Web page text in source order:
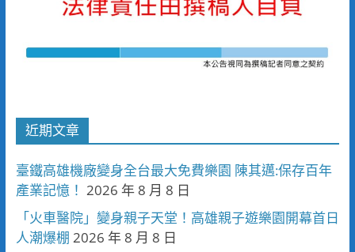
近期文章
臺鐵高雄機廠變身全台最大免費樂園 陳其邁:保存百年
產業記憶！ 2026 年 8 月 8 日
「火車醫院」變身親子天堂！高雄親子遊樂園開幕首日
人潮爆棚 2026 年 8 月 8 日